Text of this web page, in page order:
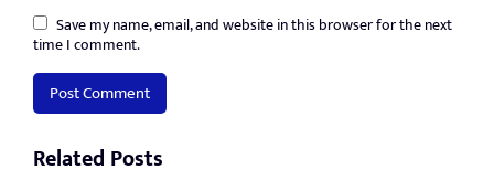
Save my name, email, and website in this browser for the next
time I comment.
Related Posts